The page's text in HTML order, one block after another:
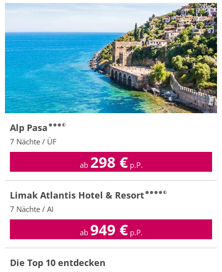
Alp Pasa
7 Nächte / ÜF
ab 298 € p.P.
Limak Atlantis Hotel & Resort
7 Nächte / AI
ab 949 € p.P.
Die Top 10 entdecken